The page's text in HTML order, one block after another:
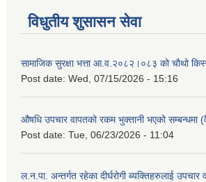
विधुतीय शुसासन सेवा
सामाजिक सुरक्षा भत्ता आ.व.२०८२।०८३ को चौथो
Post date: Wed, 07/15/2026 - 15:16
औषधि उपचार वापतको रकम भुक्तानी भएको सम्बन्धमा
Post date: Tue, 06/23/2026 - 11:04
ल.न.पा. अन्तर्गत रहेका दीर्घरोगी ब्यक्तिहरुलाई